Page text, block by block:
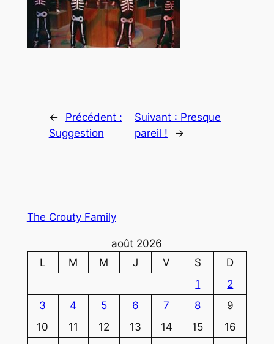
←
Précédent :
Suggestion
Suivant : Presque
pareil !
→
The Crouty Family
août 2026
L
M M J V S
D
1
2
3
4 5 6 7 8
9
10
11 12 13 14 15
16